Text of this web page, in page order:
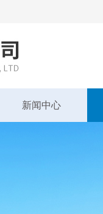
新闻中心